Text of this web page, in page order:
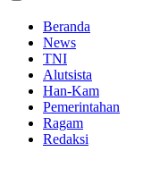
Beranda
News
TNI
Alutsista
Han-Kam
Pemerintahan
Ragam
Redaksi